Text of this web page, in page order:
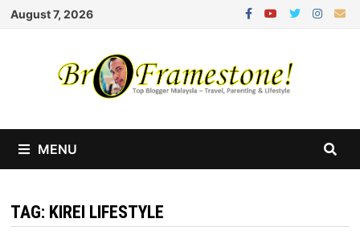
Skip
August 7, 2026
MENU
TAG: KIREI LIFESTYLE